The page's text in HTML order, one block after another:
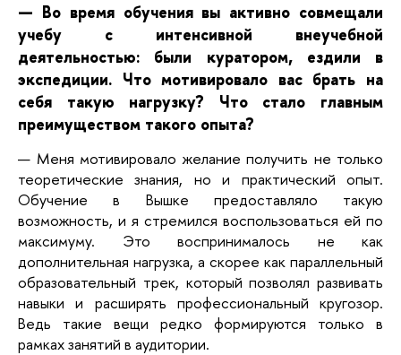
— Во время обучения вы активно совмещали
учебу с интенсивной внеучебной
деятельностью: были куратором, ездили в
экспедиции. Что мотивировало вас брать на
себя такую нагрузку? Что стало главным
преимуществом такого опыта?
— Меня мотивировало желание получить не только
теоретические знания, но и практический опыт.
Обучение в Вышке предоставляло такую
возможность, и я стремился воспользоваться ей по
максимуму. Это воспринималось не как
дополнительная нагрузка, а скорее как параллельный
образовательный трек, который позволял развивать
навыки и расширять профессиональный кругозор.
Ведь такие вещи редко формируются только в
рамках занятий в аудитории.